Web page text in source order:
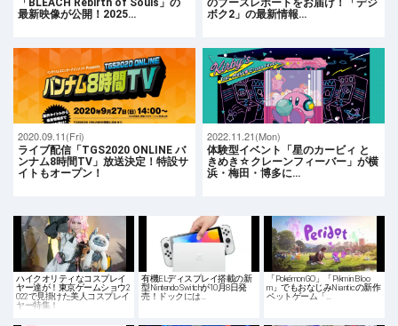
最新映像が公開！2025…
ボク2」の最新情報…
2020.09.11(Fri)
ライブ配信「TGS2020 ONLINE バ
ンナム8時間TV」放送決定！特設サ
イトもオープン！
2022.11.21(Mon)
体験型イベント「星のカービィ と
きめき☆クレーンフィーバー」が横
浜・梅田・博多に…
ハイクオリティなコスプレイ
ヤー達が！東京ゲームショウ2
022で見掛けた美人コスプレイ
ヤー特集！
有機ELディスプレイ搭載の新
型Nintendo Switchが10月8日発
売！ドックには…
「Pokémon GO」「Pikmin Bloo
m」でもおなじみNianticの新作
ペットゲーム「…